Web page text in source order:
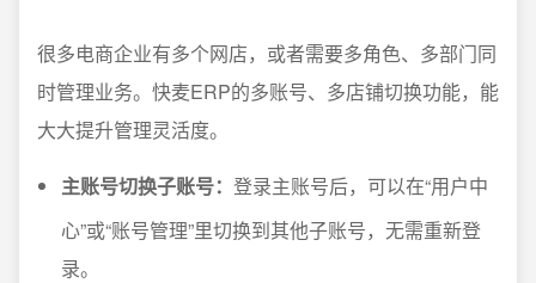
很多电商企业有多个网店，或者需要多角色、多部门同
时管理业务。快麦ERP的多账号、多店铺切换功能，能
大大提升管理灵活度。
主账号切换子账号： 登录主账号后，可以在“用户中
心”或“账号管理”里切换到其他子账号，无需重新登
录。